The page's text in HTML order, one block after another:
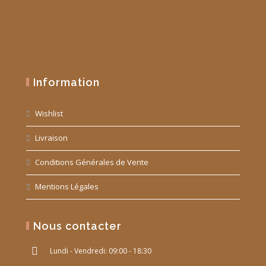
Information
Wishlist
Livraison
Conditions Générales de Vente
Mentions Légales
Nous contacter
Lundi - Vendredi: 09:00 - 18:30